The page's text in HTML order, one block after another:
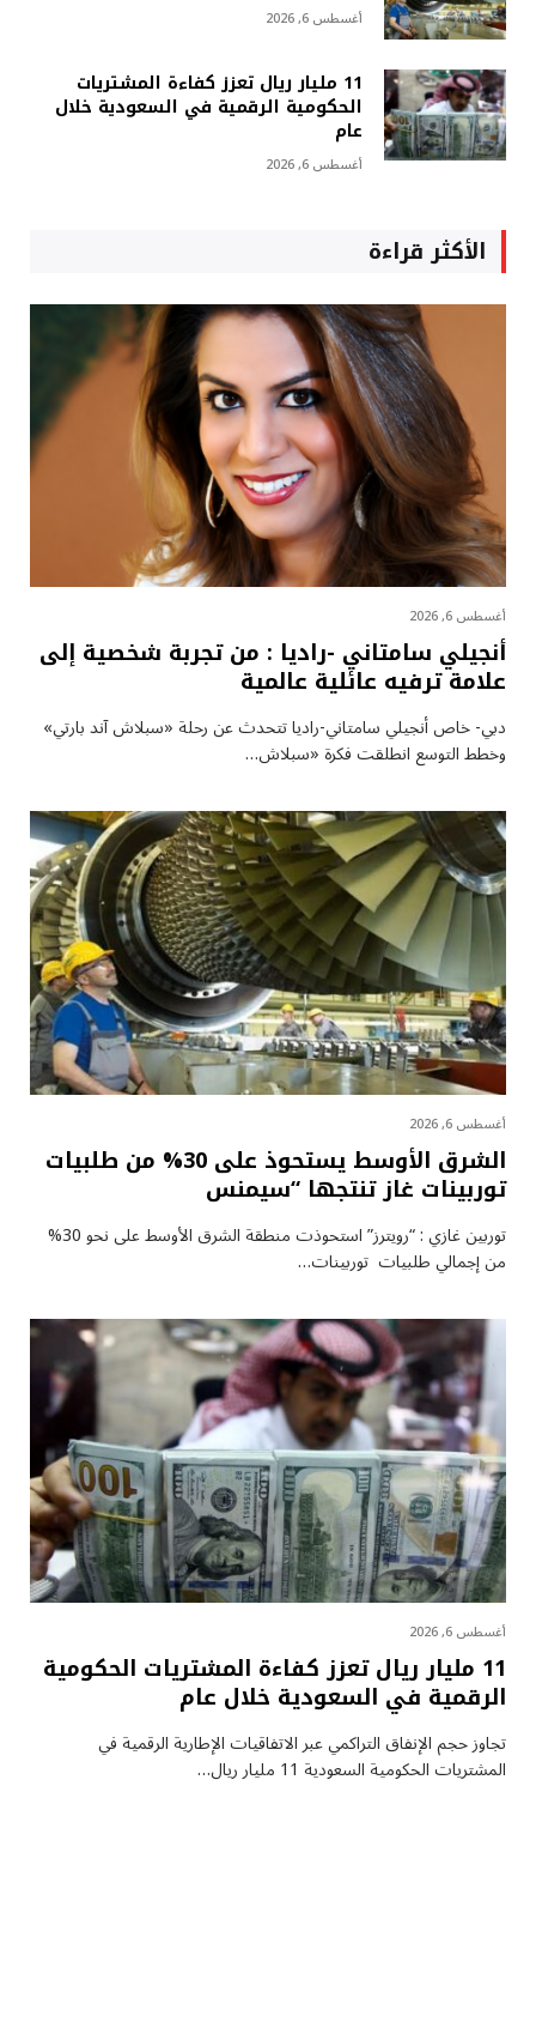
أغسطس 6, 2026
11 مليار ريال تعزز كفاءة المشتريات
الحكومية الرقمية في السعودية خلال
عام
أغسطس 6, 2026
الأكثر قراءة
أغسطس 6, 2026
أنجيلي سامتاني -راديا : من تجربة شخصية إلى
علامة ترفيه عائلية عالمية
دبي- خاص أنجيلي سامتاني-راديا تتحدث عن رحلة «سبلاش آند بارتي»
وخطط التوسع انطلقت فكرة «سبلاش…
أغسطس 6, 2026
الشرق الأوسط يستحوذ على 30% من طلبيات
توربينات غاز تنتجها “سيمنس
توربين غازي : “رويترز” استحوذت منطقة الشرق الأوسط على نحو 30%
من إجمالي طلبيات توربينات…
أغسطس 6, 2026
11 مليار ريال تعزز كفاءة المشتريات الحكومية
الرقمية في السعودية خلال عام
تجاوز حجم الإنفاق التراكمي عبر الاتفاقيات الإطارية الرقمية في
المشتريات الحكومية السعودية 11 مليار ريال…